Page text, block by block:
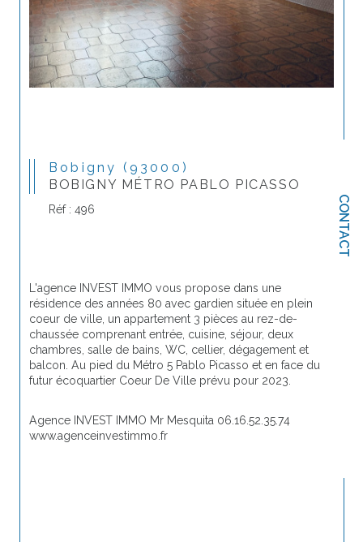
CONTACT
Bobigny (93000)
BOBIGNY MÉTRO PABLO PICASSO
Réf : 496
L'agence INVEST IMMO vous propose dans une
résidence des années 80 avec gardien située en plein
coeur de ville, un appartement 3 pièces au rez-de-
chaussée comprenant entrée, cuisine, séjour, deux
chambres, salle de bains, WC, cellier, dégagement et
balcon. Au pied du Métro 5 Pablo Picasso et en face du
futur écoquartier Coeur De Ville prévu pour 2023.
Agence INVEST IMMO Mr Mesquita 06.16.52.35.74
www.agenceinvestimmo.fr